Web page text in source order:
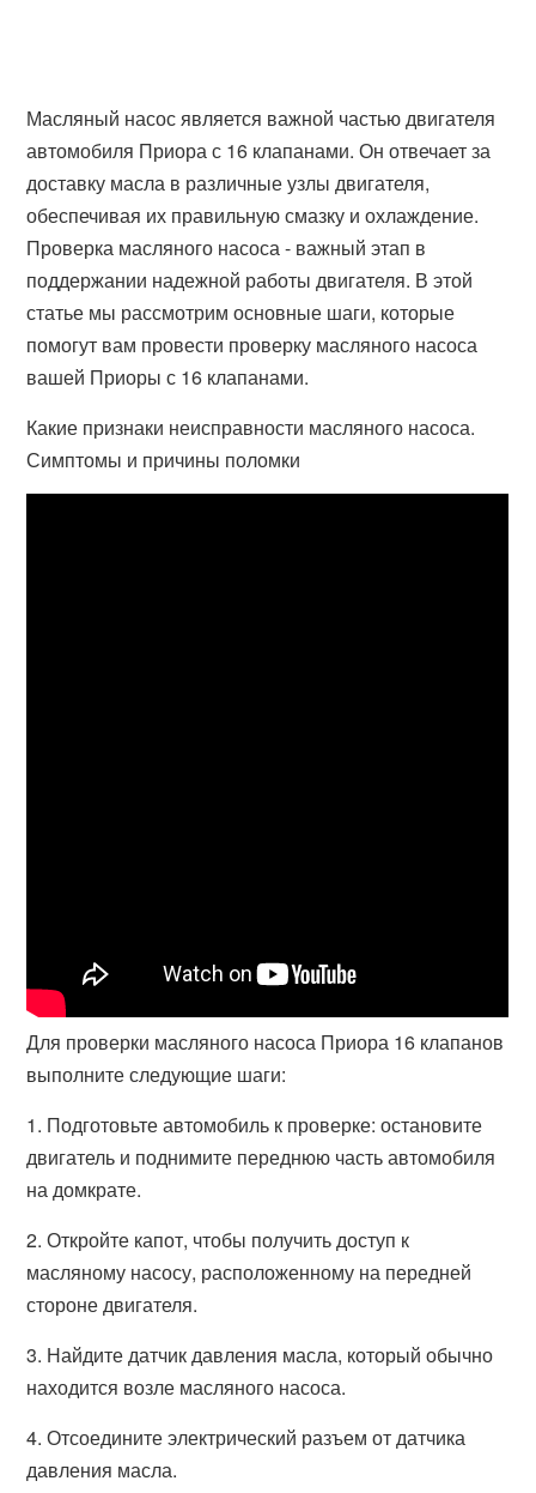
Масляный насос является важной частью двигателя
автомобиля Приора с 16 клапанами. Он отвечает за
доставку масла в различные узлы двигателя,
обеспечивая их правильную смазку и охлаждение.
Проверка масляного насоса - важный этап в
поддержании надежной работы двигателя. В этой
статье мы рассмотрим основные шаги, которые
помогут вам провести проверку масляного насоса
вашей Приоры с 16 клапанами.
Какие признаки неисправности масляного насоса.
Симптомы и причины поломки
Для проверки масляного насоса Приора 16 клапанов
выполните следующие шаги:
1. Подготовьте автомобиль к проверке: остановите
двигатель и поднимите переднюю часть автомобиля
на домкрате.
2. Откройте капот, чтобы получить доступ к
масляному насосу, расположенному на передней
стороне двигателя.
3. Найдите датчик давления масла, который обычно
находится возле масляного насоса.
4. Отсоедините электрический разъем от датчика
давления масла.